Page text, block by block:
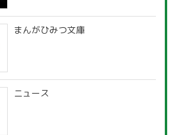
まんがひみつ文庫
ニュース